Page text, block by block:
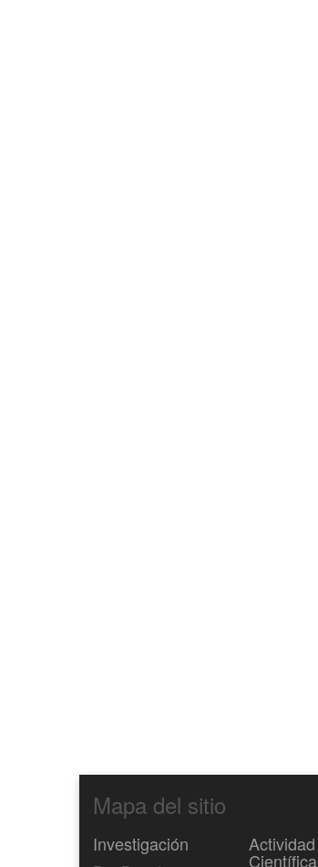
Mapa del sitio
Investigación Actividad
Científica